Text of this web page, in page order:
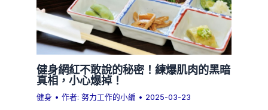
健身網紅不敢說的秘密！練爆肌肉的黑暗
真相，小心爆掉！
健身 • 作者:努力工作的小編 • 2025-03-23